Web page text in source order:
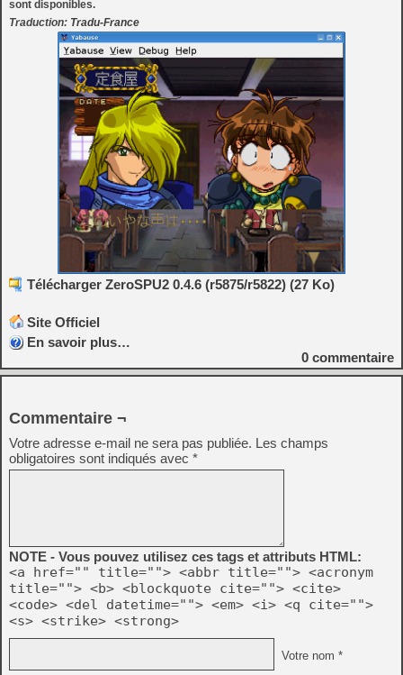
sont disponibles.
Traduction: Tradu-France
Télécharger ZeroSPU2 0.4.6 (r5875/r5822) (27 Ko)
Site Officiel
En savoir plus…
0 commentaire
Commentaire ¬
Votre adresse e-mail ne sera pas publiée. Les champs
obligatoires sont indiqués avec *
NOTE - Vous pouvez utilisez ces tags et attributs HTML:
<a href="" title=""> <abbr title=""> <acronym
title=""> <b> <blockquote cite=""> <cite>
<code> <del datetime=""> <em> <i> <q cite="">
<s> <strike> <strong>
Votre nom *